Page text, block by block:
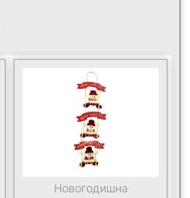
Новогодишна